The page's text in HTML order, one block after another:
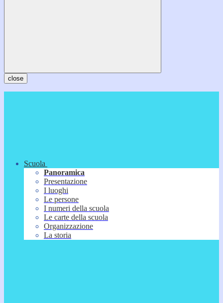
close
Scuola
Panoramica
Presentazione
I luoghi
Le persone
I numeri della scuola
Le carte della scuola
Organizzazione
La storia